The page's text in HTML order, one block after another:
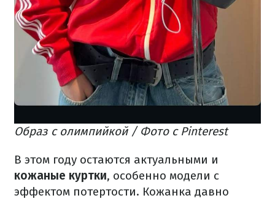
Образ с олимпийкой / Фото с Pinterest
В этом году остаются актуальными и
кожаные куртки, особенно модели с
эффектом потертости. Кожанка давно